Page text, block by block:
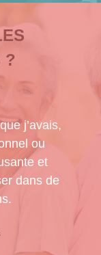
?
j’avais,
ou
et
dans de